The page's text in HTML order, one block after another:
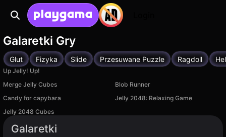
Galaretki Gry
Glut Fizyka Slide Przesuwane Puzzle Ragdoll
Up Jelly! Up!
Merge Jelly Cubes
Blob Runner
Candy for capybara
Jelly 2048: Relaxing Game
Jelly 2048 Cubes
Galaretki